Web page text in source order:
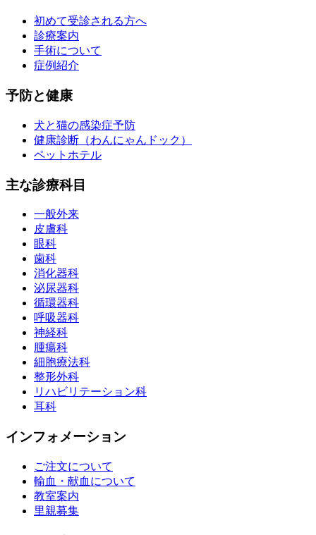
初めて受診される方へ
診療案内
手術について
症例紹介
予防と健康
犬と猫の感染症予防
健康診断（わんにゃんドック）
ペットホテル
主な診療科目
一般外来
皮膚科
眼科
歯科
消化器科
泌尿器科
循環器科
呼吸器科
神経科
腫瘍科
細胞療法科
整形外科
リハビリテーション科
耳科
インフォメーション
ご注文について
輸血・献血について
教室案内
里親募集